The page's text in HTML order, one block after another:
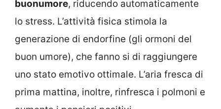
buonumore, riducendo automaticamente
lo stress. L’attività fisica stimola la
generazione di endorfine (gli ormoni del
buon umore), che fanno si di raggiungere
uno stato emotivo ottimale. L’aria fresca di
prima mattina, inoltre, rinfresca i polmoni e